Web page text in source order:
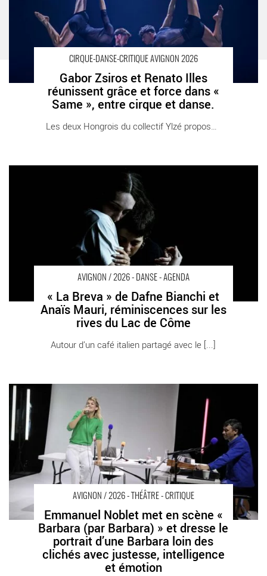
CIRQUE-DANSE-CRITIQUE AVIGNON 2026
Gabor Zsiros et Renato Illes
réunissent grâce et force dans «
Same », entre cirque et danse.
Les deux Hongrois du collectif Ylzé proposent [...]
AVIGNON / 2026 - DANSE - AGENDA
« La Breva » de Dafne Bianchi et
Anaïs Mauri, réminiscences sur les
rives du Lac de Côme
Autour d’un café italien partagé avec le [...]
« La Breva » de Dafne Bianchi et Anaïs Mauri, réminiscences
sur les rives du Lac de Côme - Critique sortie Avignon / 2026
Avignon Avignon Off. La Parenthèse
AVIGNON / 2026 - THÉÂTRE - CRITIQUE
Emmanuel Noblet met en scène «
Barbara (par Barbara) » et dresse le
portrait d’une Barbara loin des
clichés avec justesse, intelligence
et émotion
Emmanuel Noblet met en scène « Barbara (par Barbara) » et
dresse le portrait d’une Barbara loin des clichés avec justesse,
intelligence et émotion - Critique sortie Avignon / 2026 Avignon
Avignon Off. Le 11 • Avignon – Espaces Mistral